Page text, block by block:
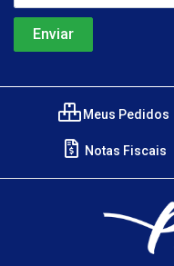
Meus Pedidos
Notas Fiscais